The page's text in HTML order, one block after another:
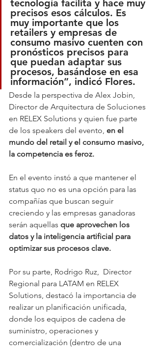
tecnología facilita y hace muy
precisos esos cálculos. Es
muy importante que los
retailers y empresas de
consumo masivo cuenten con
pronósticos precisos para
que puedan adaptar sus
procesos, basándose en esa
información”, indicó Flores.
Desde la perspectiva de Alex Jobin,
Director de Arquitectura de Soluciones
en RELEX Solutions y quien fue parte
de los speakers del evento, en el
mundo del retail y el consumo masivo,
la competencia es feroz.
En el evento instó a que mantener el
status quo no es una opción para las
compañías que buscan seguir
creciendo y las empresas ganadoras
serán aquellas que aprovechen los
datos y la inteligencia artificial para
optimizar sus procesos clave.
Por su parte, Rodrigo Ruz,  Director
Regional para LATAM en RELEX
Solutions, destacó la importancia de
realizar un planificación unificada,
donde los equipos de cadena de
suministro, operaciones y
comercialización (dentro de una